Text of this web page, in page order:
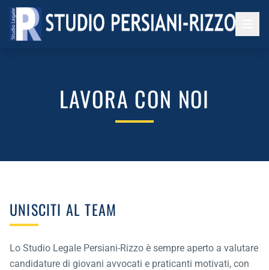
SALTA AL CONTENUTO PRINCIPALE
LAVORA CON NOI
UNISCITI AL TEAM
Lo Studio Legale Persiani-Rizzo è sempre aperto a valutare
candidature di giovani avvocati e praticanti motivati, con